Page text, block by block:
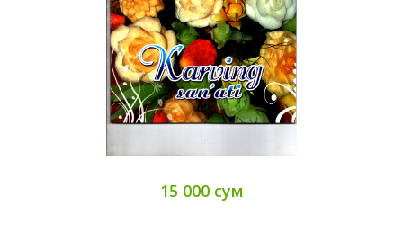
15 000 сум